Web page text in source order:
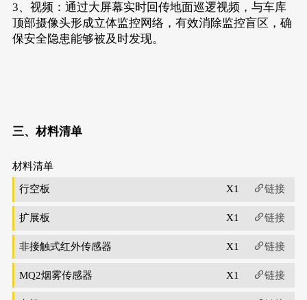
3、视频：通过大屏幕实时回传地面巡逻视频，与车库
顶部摄像头形成立体监控网络，有效消除监控盲区，确
保安全隐患能够被及时发现。
三、材料清单
材料清单
行空板 X1 链接
扩展板 X1 链接
非接触式红外传感器 X1 链接
MQ2烟雾传感器 X1 链接